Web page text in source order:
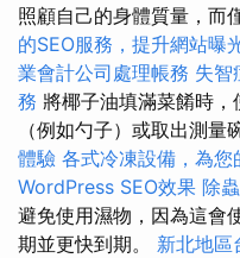
照顧自己的身體質量，而
的SEO服務，提升網站曝
業會計公司處理帳務 失智
務 將椰子油填滿菜餚時
（例如勺子）或取出測量
體驗 各式冷凍設備，為
WordPress SEO效果 除
避免使用濕物，因為這會
期並更快到期。 新北地區